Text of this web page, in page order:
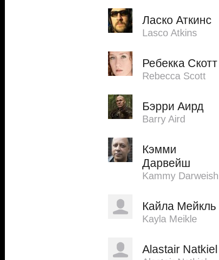
Ласко Аткинс
Lasco Atkins
Ребекка Скотт
Rebecca Scott
Бэрри Аирд
Barry Aird
Кэмми
Дарвейш
Kammy Darweish
Кайла Мейкль
Kayla Meikle
Alastair Natkiel